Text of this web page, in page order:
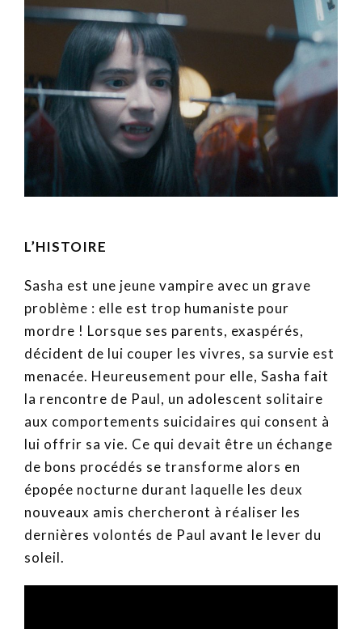
L’HISTOIRE
Sasha est une jeune vampire avec un grave
problème : elle est trop humaniste pour
mordre ! Lorsque ses parents, exaspérés,
décident de lui couper les vivres, sa survie est
menacée. Heureusement pour elle, Sasha fait
la rencontre de Paul, un adolescent solitaire
aux comportements suicidaires qui consent à
lui offrir sa vie. Ce qui devait être un échange
de bons procédés se transforme alors en
épopée nocturne durant laquelle les deux
nouveaux amis chercheront à réaliser les
dernières volontés de Paul avant le lever du
soleil.